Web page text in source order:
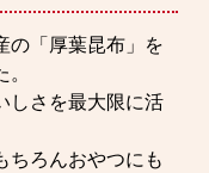
の「厚葉昆布」を
しさを最大限に活
ちろんおやつにも